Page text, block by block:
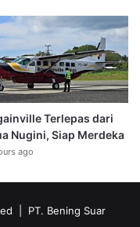
Terlepas dari
Nugini, Siap Merdeka
ago
| PT. Bening Suar